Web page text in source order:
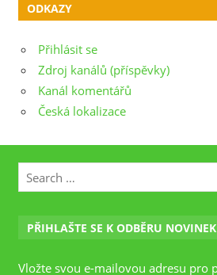
ODKAZY
Přihlásit se
Zdroj kanálů (příspěvky)
Kanál komentářů
Česká lokalizace
PŘIHLAŠTE SE K ODBĚRU NOVINEK
Vložte svou e-mailovou adresu pro